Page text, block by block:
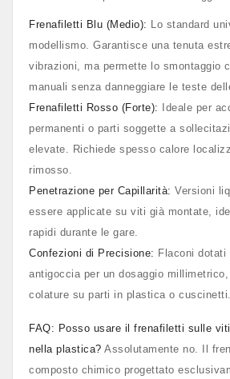
Frenafiletti Blu (Medio): Lo standard
modellismo. Garantisce una tenuta
vibrazioni, ma permette lo smontaggio
manuali senza danneggiare le teste
Frenafiletti Rosso (Forte): Ideale per
permanenti o parti soggette a
elevate. Richiede spesso calore
rimosso.
Penetrazione per Capillarità: Versioni
essere applicate su viti già montate,
rapidi durante le gare.
Confezioni di Precisione: Flaconi
antigoccia per un dosaggio
colature su parti in plastica o cuscinetti.
FAQ: Posso usare il frenafiletti sulle
nella plastica? Assolutamente no. Il
composto chimico progettato